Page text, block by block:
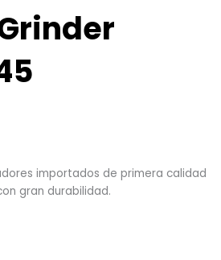
importados de primera calidad
gran durabilidad.